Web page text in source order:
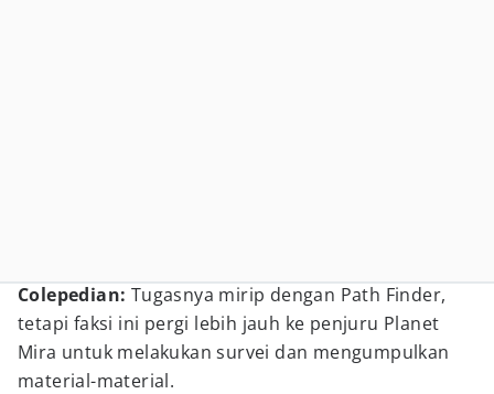
Colepedian: Tugasnya mirip dengan Path Finder,
tetapi faksi ini pergi lebih jauh ke penjuru Planet
Mira untuk melakukan survei dan mengumpulkan
material-material.